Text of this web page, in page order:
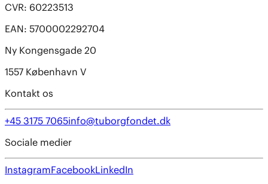
CVR: 60223513
EAN: 5700002292704
Ny Kongensgade 20
1557 København V
Kontakt os
+45 3175 7065info@tuborgfondet.dk
Sociale medier
InstagramFacebookLinkedIn